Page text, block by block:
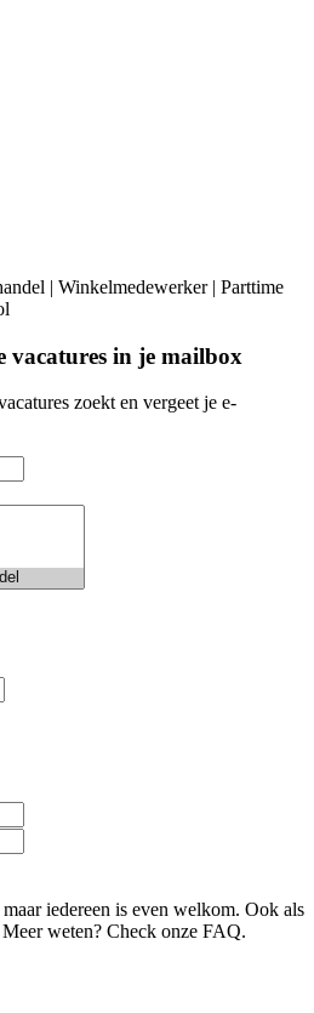
| Winkelmedewerker | Parttime
vacatures in je mailbox
zoekt en vergeet je e-
iedereen is even welkom. Ook als
weten? Check onze FAQ.